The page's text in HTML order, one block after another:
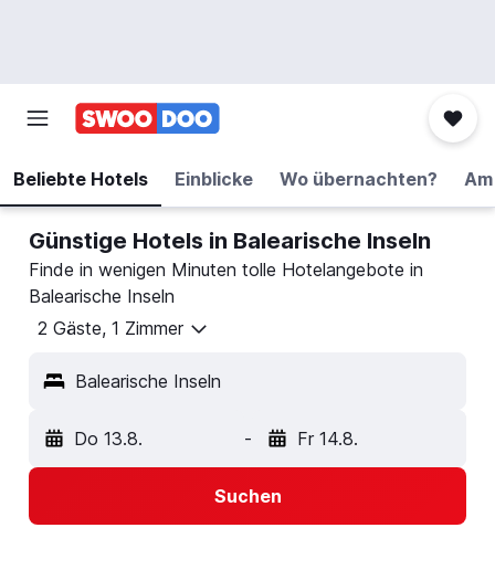
Beliebte Hotels Einblicke Wo übernachten?
Günstige Hotels in Balearische Inseln
Finde in wenigen Minuten tolle Hotelangebote in
Balearische Inseln
2 Gäste, 1 Zimmer
Balearische Inseln
Do 13.8. - Fr 14.8.
Suchen